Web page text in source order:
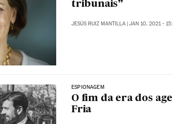
tribunais”
JESÚS RUIZ MANTILLA | JAN 10, 2021 -
ESPIONAGEM
O fim da era dos
Fria